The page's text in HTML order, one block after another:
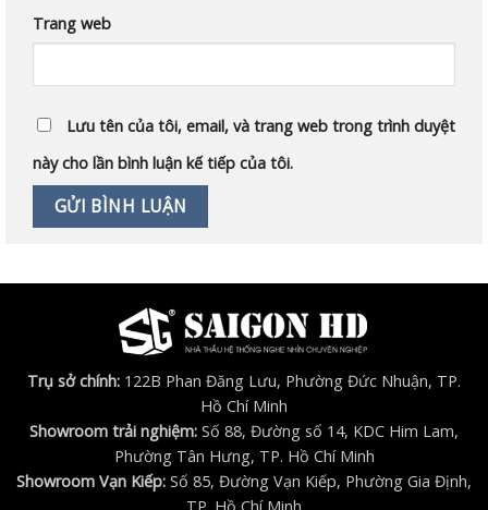
Trang web
Lưu tên của tôi, email, và trang web trong trình duyệt
này cho lần bình luận kế tiếp của tôi.
Trụ sở chính: 122B Phan Đăng Lưu, Phường Đức Nhuận, TP.
Hồ Chí Minh
Showroom trải nghiệm: Số 88, Đường số 14, KDC Him Lam,
Phường Tân Hưng, TP. Hồ Chí Minh
Showroom Vạn Kiếp: Số 85, Đường Vạn Kiếp, Phường Gia Định,